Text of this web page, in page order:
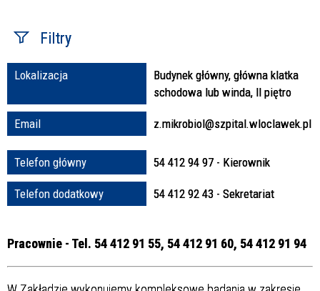
Filtry
Fraza / imię,
Struktura
Personel
Lokalizacja
Budynek główny, główna klatka
schodowa lub winda, II piętro
Email z.mikrobiol@szpital.wloclawek.pl
Telefon główny 54 412 94 97 - Kierownik
Telefon dodatkowy 54 412 92 43 - Sekretariat
Pracownie - Tel. 54 412 91 55, 54 412 91 60, 54 412 91 94